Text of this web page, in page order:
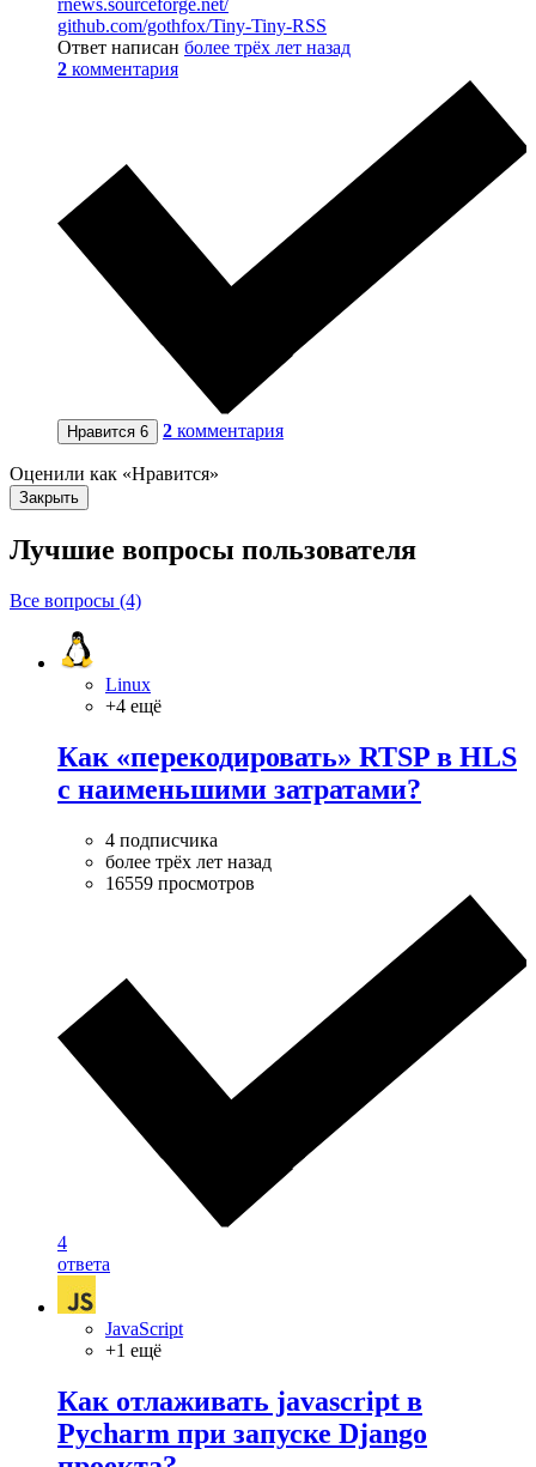
rnews.sourceforge.net/
github.com/gothfox/Tiny-Tiny-RSS
Ответ написан более трёх лет назад
2 комментария
Нравится 6 2 комментария
Оценили как «Нравится»
Закрыть
Лучшие вопросы пользователя
Все вопросы (4)
Linux
+4 ещё
Как «перекодировать» RTSP в HLS
с наименьшими затратами?
4 подписчика
более трёх лет назад
16559 просмотров
4
ответа
JavaScript
+1 ещё
Как отлаживать javascript в
Pycharm при запуске Django